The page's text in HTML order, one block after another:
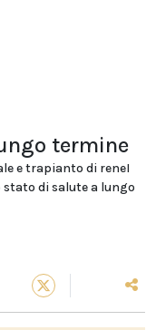
termine
e trapianto di reneI
di salute a lungo